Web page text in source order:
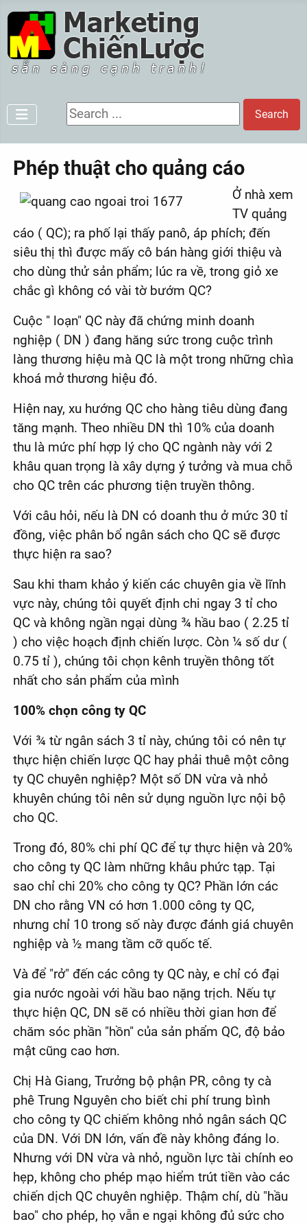
Search ... Search
Phép thuật cho quảng cáo
Ở nhà xem
TV quảng
cáo ( QC); ra phố lại thấy panô, áp phích; đến
siêu thị thì được mấy cô bán hàng giới thiệu và
cho dùng thử sản phẩm; lúc ra về, trong giỏ xe
chắc gì không có vài tờ bướm QC?
Cuộc " loạn" QC này đã chứng minh doanh
nghiệp ( DN ) đang hăng sức trong cuộc trình
làng thương hiệu mà QC là một trong những chìa
khoá mở thương hiệu đó.
Hiện nay, xu hướng QC cho hàng tiêu dùng đang
tăng mạnh. Theo nhiều DN thì 10% của doanh
thu là mức phí hợp lý cho QC ngành này với 2
khâu quan trọng là xây dựng ý tưởng và mua chỗ
cho QC trên các phương tiện truyền thông.
Với câu hỏi, nếu là DN có doanh thu ở mức 30 tỉ
đồng, việc phân bổ ngân sách cho QC sẽ được
thực hiện ra sao?
Sau khi tham khảo ý kiến các chuyên gia về lĩnh
vực này, chúng tôi quyết định chi ngay 3 tỉ cho
QC và không ngần ngại dùng ¾ hầu bao ( 2.25 tỉ
) cho việc hoạch định chiến lược. Còn ¼ số dư (
0.75 tỉ ), chúng tôi chọn kênh truyền thông tốt
nhất cho sản phẩm của mình
100% chọn công ty QC
Với ¾ từ ngân sách 3 tỉ này, chúng tôi có nên tự
thực hiện chiến lược QC hay phải thuê một công
ty QC chuyên nghiệp? Một số DN vừa và nhỏ
khuyên chúng tôi nên sử dụng nguồn lực nội bộ
cho QC.
Trong đó, 80% chi phí QC để tự thực hiện và 20%
cho công ty QC làm những khâu phức tạp. Tại
sao chỉ chi 20% cho công ty QC? Phần lớn các
DN cho rằng VN có hơn 1.000 công ty QC,
nhưng chỉ 10 trong số này được đánh giá chuyên
nghiệp và ½ mang tầm cỡ quốc tế.
Và để "rở" đến các công ty QC này, e chỉ có đại
gia nước ngoài với hầu bao nặng trịch. Nếu tự
thực hiện QC, DN sẽ có nhiều thời gian hơn để
chăm sóc phần "hồn" của sản phẩm QC, độ bảo
mật cũng cao hơn.
Chị Hà Giang, Trưởng bộ phận PR, công ty cà
phê Trung Nguyên cho biết chi phí trung bình
cho công ty QC chiếm không nhỏ ngân sách QC
của DN. Với DN lớn, vấn đề này không đáng lo.
Nhưng với DN vừa và nhỏ, nguồn lực tài chính eo
hẹp, không cho phép mạo hiểm trút tiền vào các
chiến dịch QC chuyên nghiệp. Thậm chí, dù "hầu
bao" cho phép, họ vẫn e ngại không đủ sức cho